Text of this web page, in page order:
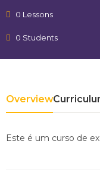
0 Lessons
0 Students
Overview
Este é um curso de